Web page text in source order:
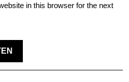
in this browser for the next